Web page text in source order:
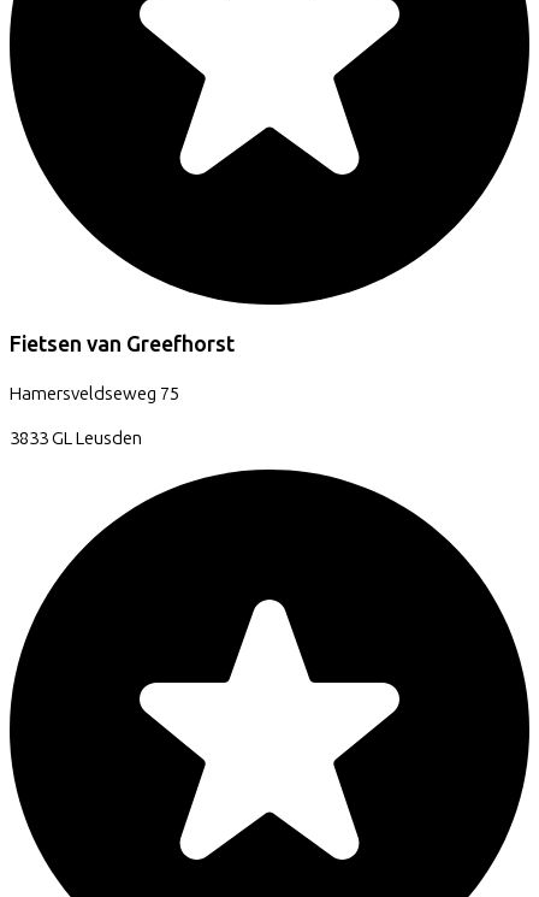
Fietsen van Greefhorst
Hamersveldseweg 75
3833 GLLeusden